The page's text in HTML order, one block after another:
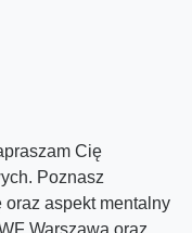
Cię
Poznasz
aspekt mentalny
Warszawa oraz